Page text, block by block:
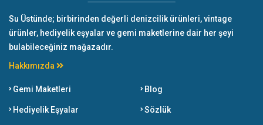
Su Üstünde; birbirinden değerli denizcilik ürünleri, vintage
ürünler, hediyelik eşyalar ve gemi maketlerine dair her şeyi
bulabileceğiniz mağazadır.
Hakkımızda
Gemi Maketleri
Hediyelik Eşyalar
Blog
Sözlük